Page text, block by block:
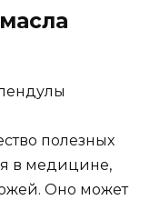
полезных
в медицине,
Оно может